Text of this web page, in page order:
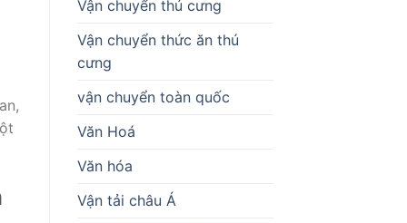
Vận chuyển thú cưng
Vận chuyển thức ăn thú
cưng
vận chuyển toàn quốc
Văn Hoá
Văn hóa
Vận tải châu Á